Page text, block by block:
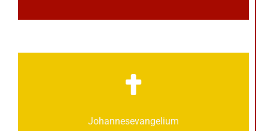
Johannes­­evangelium